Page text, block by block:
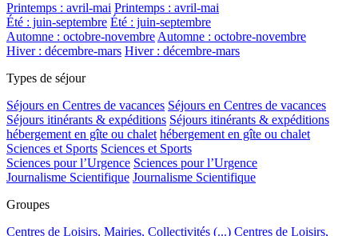
Printemps : avril-mai Printemps : avril-mai
Été : juin-septembre Été : juin-septembre
Automne : octobre-novembreAutomne : octobre-novembre
Hiver : décembre-mars Hiver : décembre-mars
Types de séjour
Séjours en Centres de vacances Séjours en Centres de vacances
Séjours itinérants & expéditions Séjours itinérants & expéditions
hébergement en gîte ou chalet hébergement en gîte ou chalet
Sciences et Sports Sciences et Sports
Sciences pour l’Urgence Sciences pour l’Urgence
Journalisme Scientifique Journalisme Scientifique
Groupes
Centres de Loisirs, Mairies, Collectivités (...) Centres de Loisirs,